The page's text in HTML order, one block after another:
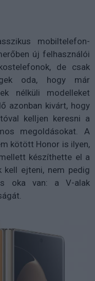
mobiltelefon-
új felhasználói
de csak
oda, hogy már
nélküli modelleket
azonban kivárt, hogy
kelljen keresni a
megoldásokat. A
kötött Honor is ilyen,
készíthette el a
kell ejteni, nem pedig
oka van: a V-alak